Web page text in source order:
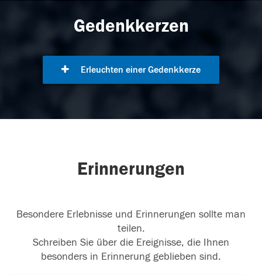
Gedenkkerzen
Erleuchten einer Gedenkkerze
Erinnerungen
Besondere Erlebnisse und Erinnerungen sollte man
teilen.
Schreiben Sie über die Ereignisse, die Ihnen
besonders in Erinnerung geblieben sind.